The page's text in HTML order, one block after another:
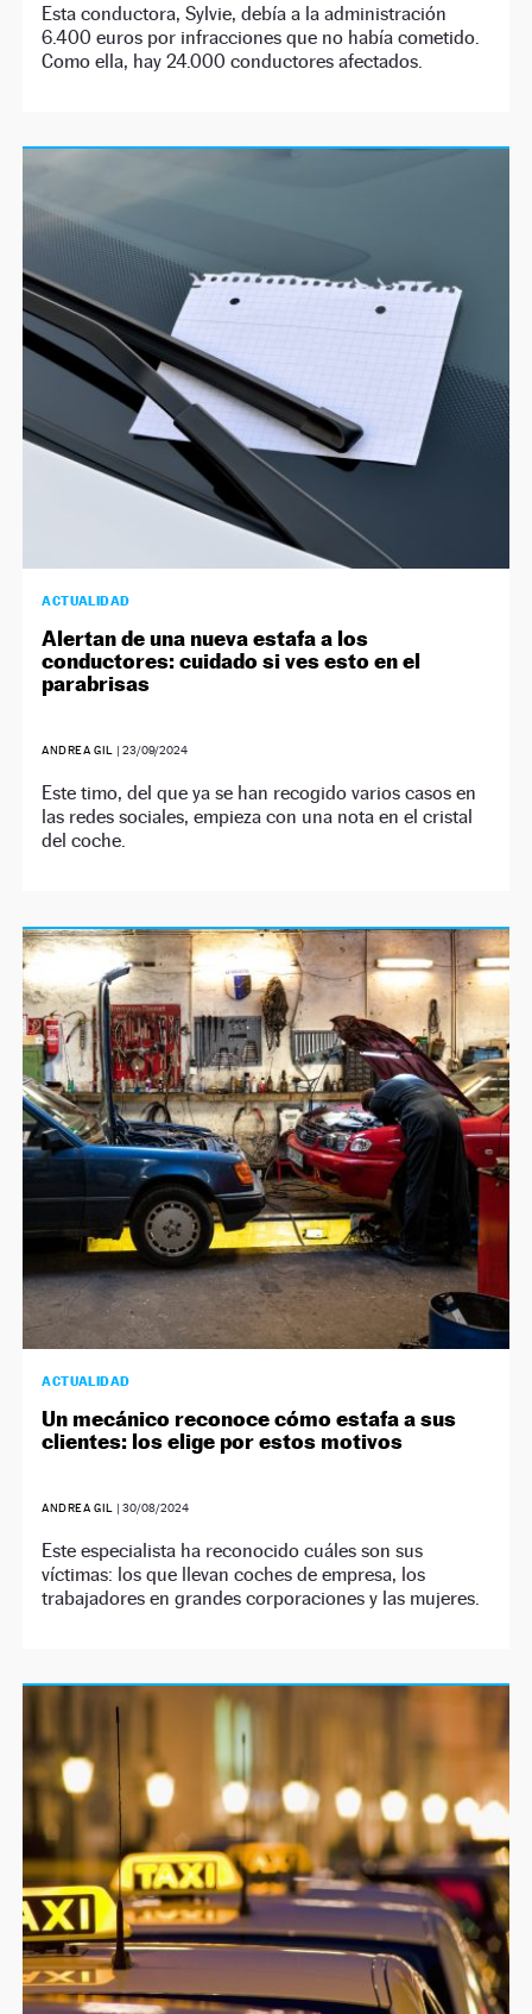
Esta conductora, Sylvie, debía a la administración
6.400 euros por infracciones que no había cometido.
Como ella, hay 24.000 conductores afectados.
ACTUALIDAD
Alertan de una nueva estafa a los
conductores: cuidado si ves esto en el
parabrisas
ANDREA GIL | 23/09/2024
Este timo, del que ya se han recogido varios casos en
las redes sociales, empieza con una nota en el cristal
del coche.
ACTUALIDAD
Un mecánico reconoce cómo estafa a sus
clientes: los elige por estos motivos
ANDREA GIL | 30/08/2024
Este especialista ha reconocido cuáles son sus
víctimas: los que llevan coches de empresa, los
trabajadores en grandes corporaciones y las mujeres.